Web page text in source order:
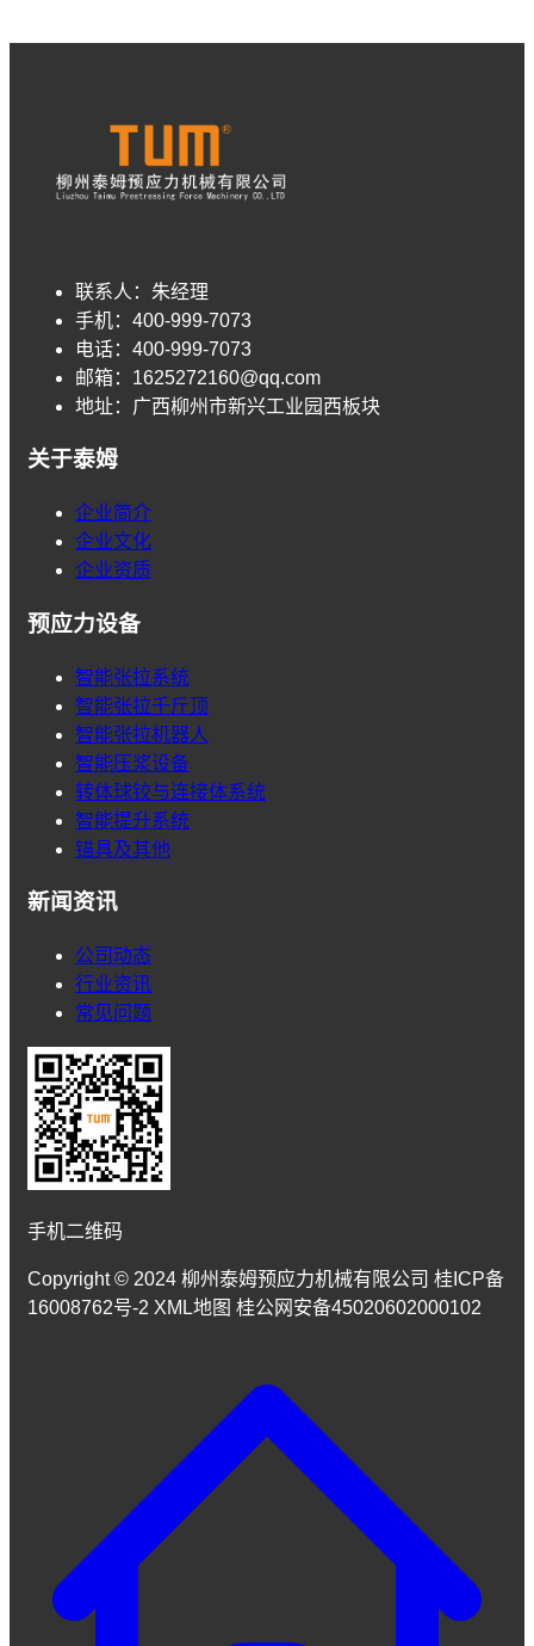
联系人： 朱经理
手机： 400-999-7073
电话： 400-999-7073
邮箱： 1625272160@qq.com
地址： 广西柳州市新兴工业园西板块
关于泰姆
企业简介
企业文化
企业资质
预应力设备
智能张拉系统
智能张拉千斤顶
智能张拉机器人
智能压浆设备
转体球铰与连接体系统
智能提升系统
锚具及其他
新闻资讯
公司动态
行业资讯
常见问题
手机二维码
Copyright © 2024 柳州泰姆预应力机械有限公司 桂ICP备
16008762号-2 XML地图 桂公网安备45020602000102